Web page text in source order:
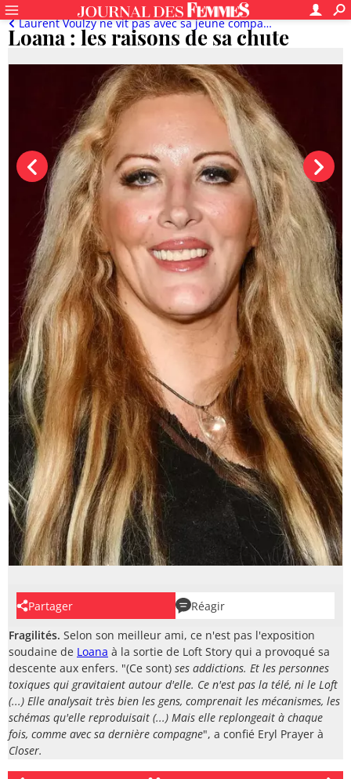
Loana : les raisons de sa chute
Laurent Voulzy ne vit pas avec sa jeune compagne, Faustine Bollaert angoissée...
Partager
Réagir
Fragilités. Selon son meilleur ami, ce n'est pas l'exposition
soudaine de Loana à la sortie de Loft Story qui a provoqué sa
descente aux enfers. "(Ce sont) ses addictions. Et les personnes
toxiques qui gravitaient autour d'elle. Ce n'est pas la télé, ni le Loft
(...) Elle analysait très bien les gens, comprenait les mécanismes, les
schémas qu'elle reproduisait (...) Mais elle replongeait à chaque
fois, comme avec sa dernière compagne", a confié Eryl Prayer à
Closer.